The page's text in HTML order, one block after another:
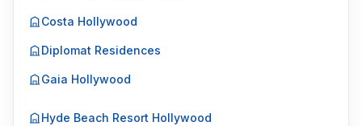
Costa Hollywood
Diplomat Residences
Gaia Hollywood
Hyde Beach Resort Hollywood